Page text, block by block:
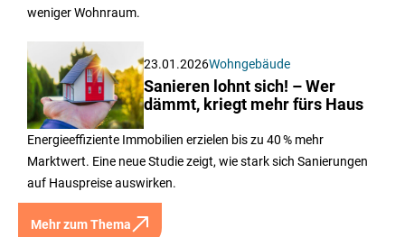
weniger Wohnraum.
23.01.2026Wohngebäude
Sanieren lohnt sich! – Wer
dämmt, kriegt mehr fürs Haus
Energieeffiziente Immobilien erzielen bis zu 40 % mehr
Marktwert. Eine neue Studie zeigt, wie stark sich Sanierungen
auf Hauspreise auswirken.
Mehr zum Thema